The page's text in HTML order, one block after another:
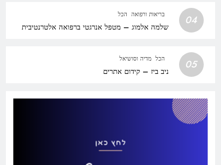
04 בריאות ורפואה הכל
שלמה אלמוג – מטפל אנרגטי ברפואה אלטרנטיבית
05 הכל מדיה וסושיאל
ניב ביז – קידום אתרים